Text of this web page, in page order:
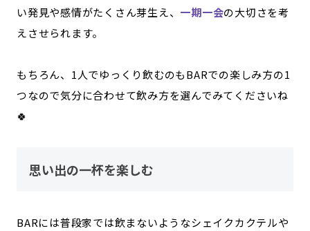
い発見や感情がたくさん芽生え、 一期一会の大切さを考
えさせられます。
もちろん、1人でゆっくり飲むのもBARでの楽しみ方の1
つなので気分に合わせて飲み方を選んでみてくださいね
🍀
思い出の一杯を楽しむ
BARには普段家では飲まないようなシェイクカクテルや